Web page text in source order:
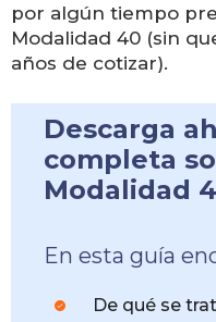
por algún tiempo
Modalidad 40 (sin
años de cotizar).
Descarga
completa
Modalidad
En esta guía
De qué se